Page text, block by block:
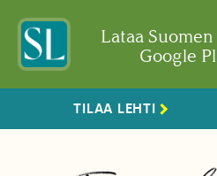
Lataa
Google
TILAA LEHTI